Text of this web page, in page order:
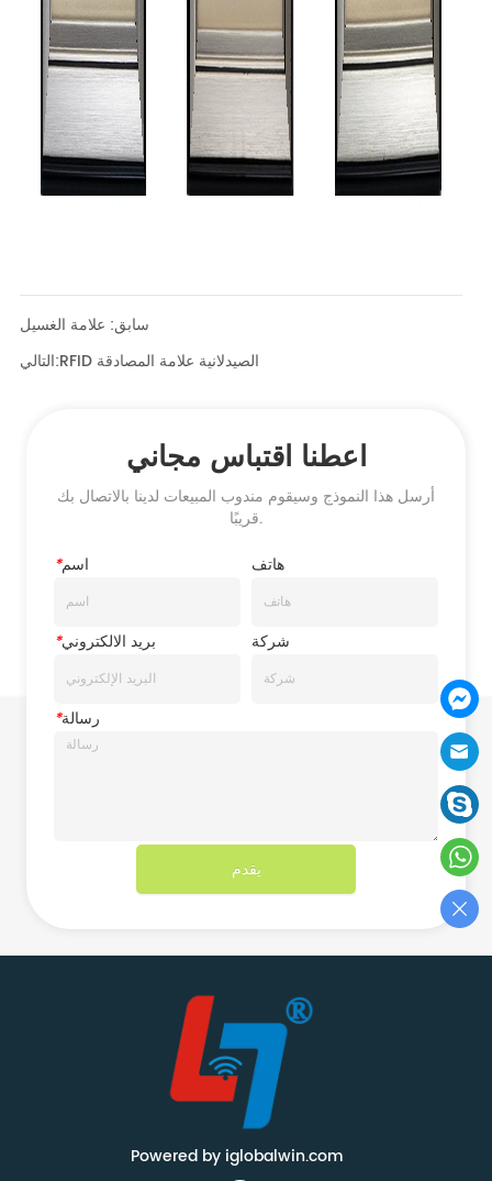
سابق: علامة الغسيل
التالي:
RFID الصيدلانية علامة المصادقة
اعطنا اقتباس مجاني
أرسل هذا النموذج وسيقوم مندوب المبيعات لدينا بالاتصال بك
قريبًا.
*اسم هاتف
*بريد الالكتروني شركة
*رسالة
يقدم
Powered by iglobalwin.com